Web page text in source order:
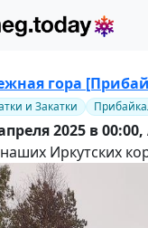
гора
и Закатки
2025 в 00:00,
Иркутских